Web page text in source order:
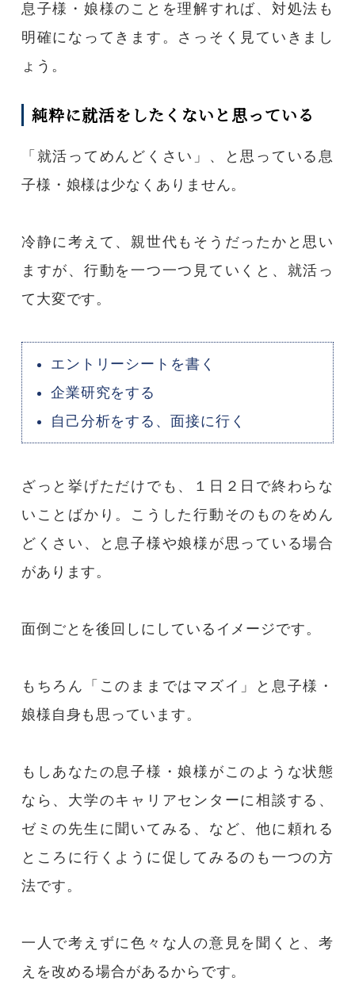
息子様・娘様のことを理解すれば、対処法も
明確になってきます。さっそく見ていきまし
ょう。
純粋に就活をしたくないと思っている
「就活ってめんどくさい」、と思っている息
子様・娘様は少なくありません。
冷静に考えて、親世代もそうだったかと思い
ますが、行動を一つ一つ見ていくと、就活っ
て大変です。
エントリーシートを書く
企業研究をする
自己分析をする、面接に行く
ざっと挙げただけでも、１日２日で終わらな
いことばかり。こうした行動そのものをめん
どくさい、と息子様や娘様が思っている場合
があります。
面倒ごとを後回しにしているイメージです。
もちろん「このままではマズイ」と息子様・
娘様自身も思っています。
もしあなたの息子様・娘様がこのような状態
なら、大学のキャリアセンターに相談する、
ゼミの先生に聞いてみる、など、他に頼れる
ところに行くように促してみるのも一つの方
法です。
一人で考えずに色々な人の意見を聞くと、考
えを改める場合があるからです。